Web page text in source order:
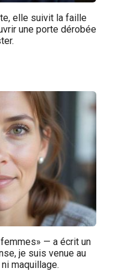
elle suivit la faille
une porte dérobée
— a écrit un
je suis venue au
maquillage.